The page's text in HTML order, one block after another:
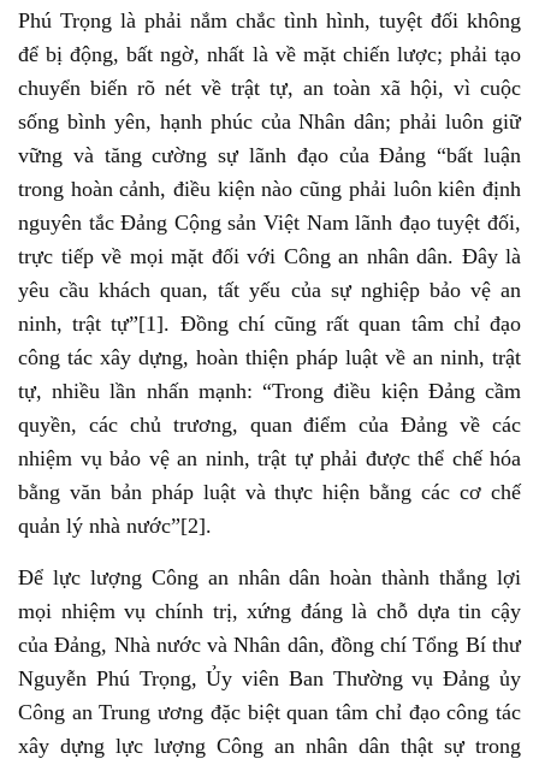
Phú Trọng là phải nắm chắc tình hình, tuyệt đối không
để bị động, bất ngờ, nhất là về mặt chiến lược; phải tạo
chuyển biến rõ nét về trật tự, an toàn xã hội, vì cuộc
sống bình yên, hạnh phúc của Nhân dân; phải luôn giữ
vững và tăng cường sự lãnh đạo của Đảng “bất luận
trong hoàn cảnh, điều kiện nào cũng phải luôn kiên định
nguyên tắc Đảng Cộng sản Việt Nam lãnh đạo tuyệt đối,
trực tiếp về mọi mặt đối với Công an nhân dân. Đây là
yêu cầu khách quan, tất yếu của sự nghiệp bảo vệ an
ninh, trật tự”[1]. Đồng chí cũng rất quan tâm chỉ đạo
công tác xây dựng, hoàn thiện pháp luật về an ninh, trật
tự, nhiều lần nhấn mạnh: “Trong điều kiện Đảng cầm
quyền, các chủ trương, quan điểm của Đảng về các
nhiệm vụ bảo vệ an ninh, trật tự phải được thể chế hóa
bằng văn bản pháp luật và thực hiện bằng các cơ chế
quản lý nhà nước”[2].
Để lực lượng Công an nhân dân hoàn thành thắng lợi
mọi nhiệm vụ chính trị, xứng đáng là chỗ dựa tin cậy
của Đảng, Nhà nước và Nhân dân, đồng chí Tổng Bí thư
Nguyễn Phú Trọng, Ủy viên Ban Thường vụ Đảng ủy
Công an Trung ương đặc biệt quan tâm chỉ đạo công tác
xây dựng lực lượng Công an nhân dân thật sự trong